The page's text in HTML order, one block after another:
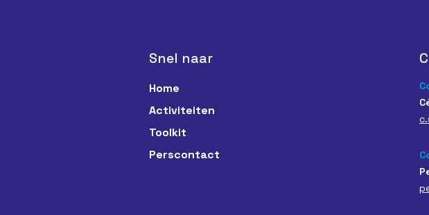
Snel naar
Home
Activiteiten
Toolkit
Perscontact